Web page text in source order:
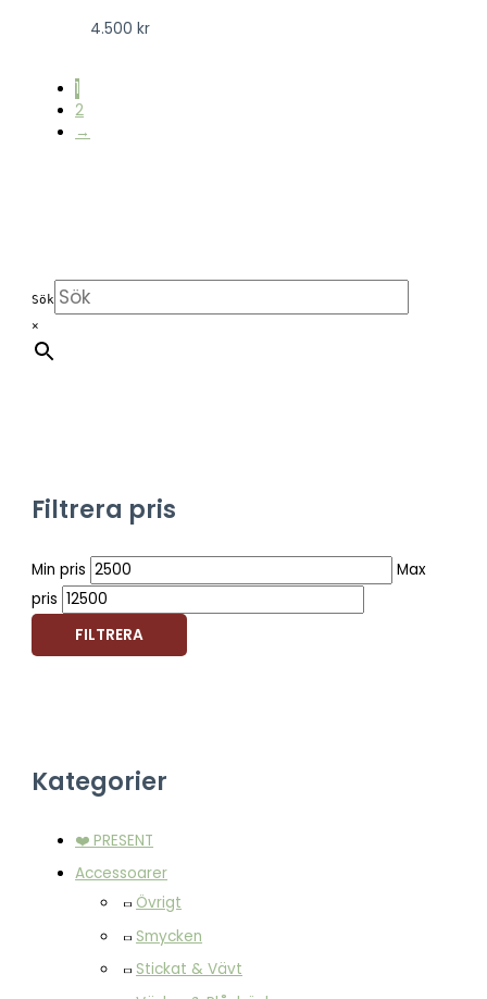
4.500 kr
1
2
→
Sök
×
Filtrera pris
Min pris
Max
pris
FILTRERA
Kategorier
❤️ PRESENT
Accessoarer
Övrigt
Smycken
Stickat & Vävt